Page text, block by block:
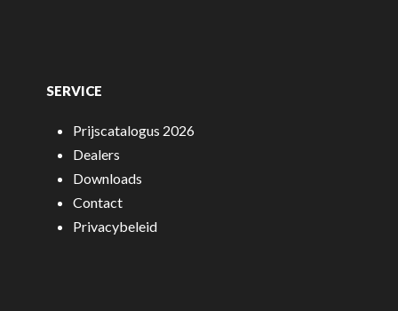
SERVICE
Prijscatalogus 2026
Dealers
Downloads
Contact
Privacybeleid